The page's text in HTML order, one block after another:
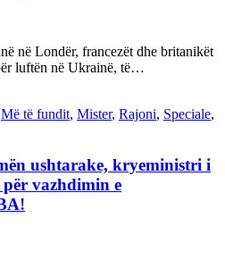
në Londër, francezët dhe britanikët
luftën në Ukrainë, të…
Më të fundit, Mister, Rajoni, Speciale,
ushtarake, kryeministri i
vazhdimin e